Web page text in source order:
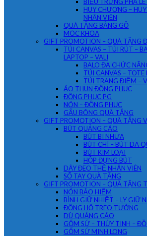
HUY CHƯƠNG –
NHÂN VIÊN
QUÀ TẶNG BẰNG GỖ
MÓC KHÓA
GIFT PROMOTION – QUÀ TẶNG
TÚI CANVAS – TÚI RÚT –
LAPTOP – VALI
BALO ĐA CHỨC
TÚI CANVAS – TOTE
TÚI TRANG ĐIỂM –
ÁO THUN ĐỒNG PHỤC
ĐỒNG PHỤC PG
NÓN – ĐỒNG PHỤC
GẤU BÔNG QUÀ TẶNG
GIFT PROMOTION – QUÀ TẶNG
BÚT QUẢNG CÁO
BÚT BI NHỰA
BÚT CHÌ – BÚT DA
BÚT KIM LOẠI
HỘP ĐỰNG BÚT
DÂY ĐEO THẺ NHÂN VIÊN
SỔ TAY QUÀ TẶNG
GIFT PROMOTION – QUÀ TẶNG
NÓN BẢO HIỂM
BÌNH GIỮ NHIỆT – LY GIỮ
ĐỒNG HỒ TREO TƯỜNG
DÙ QUẢNG CÁO
GỐM SỨ – THỦY TINH –
GỐM SỨ MINH LONG